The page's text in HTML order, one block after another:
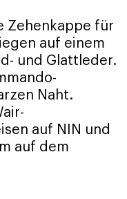
Zehenkappe für
auf einem
und Glattleder.
Naht.
auf NIN und
auf dem